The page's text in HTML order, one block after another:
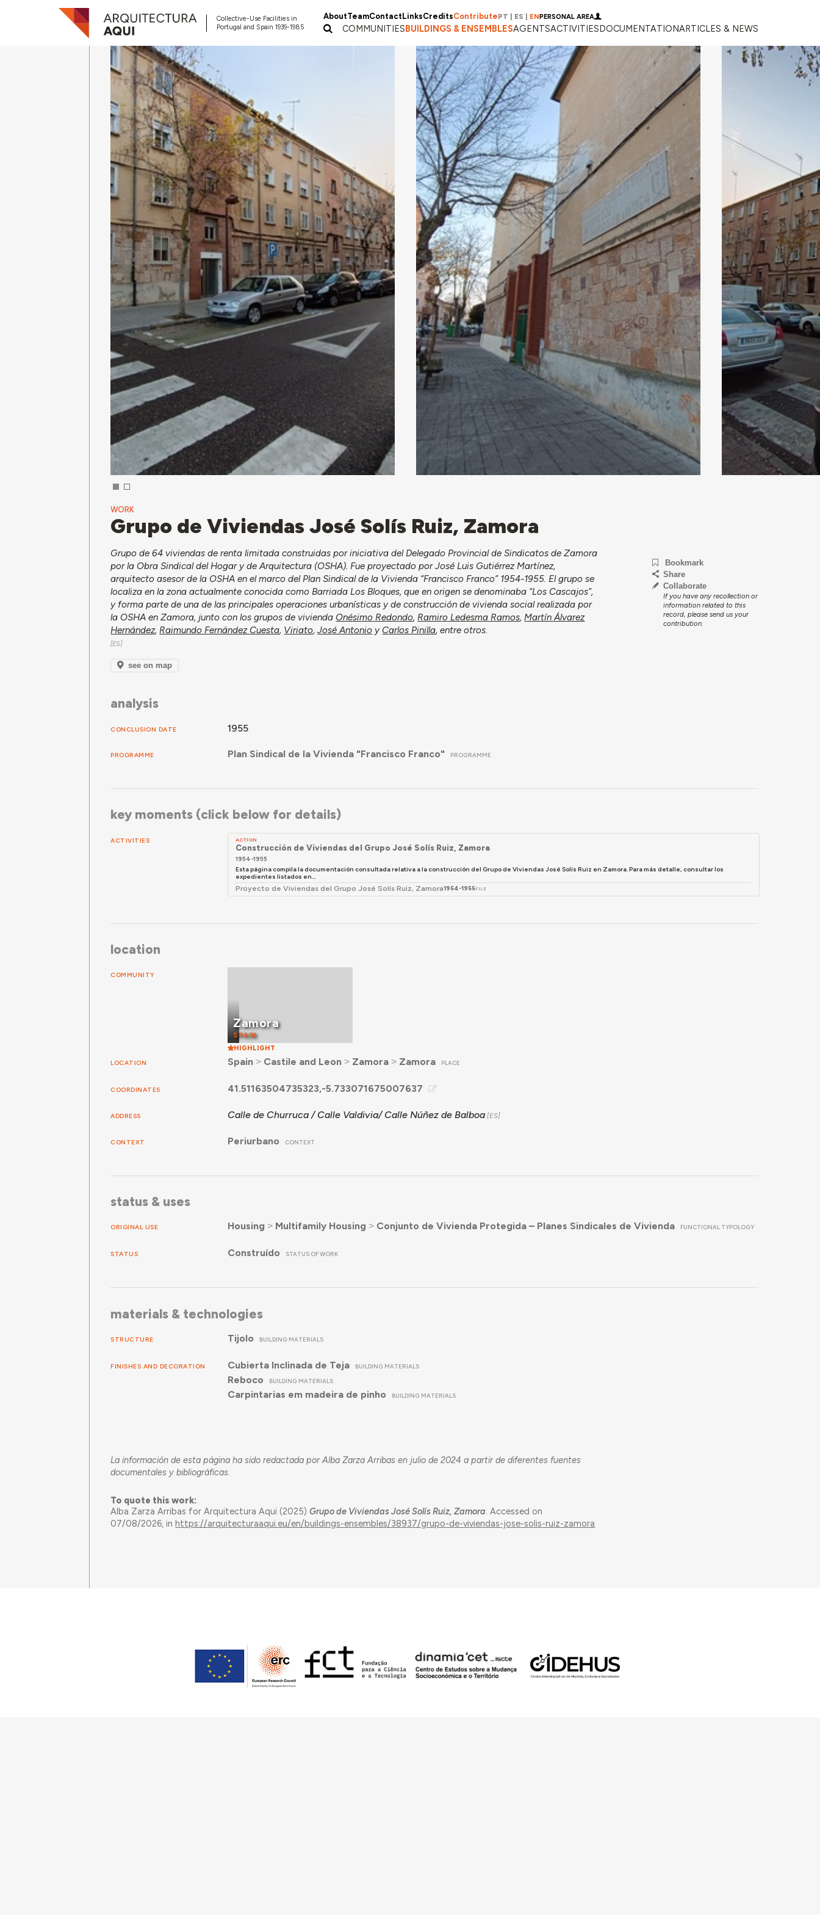
Collective-Use Facilities in
Portugal and Spain 1939-1985
AboutTeamContactLinksCreditsContributePT ES ENPERSONAL AREA
COMMUNITIESBUILDINGS & ENSEMBLESAGENTSACTIVITIESDOCUMENTATIONARTICLES & NEWS
WORK
Grupo de Viviendas José Solís Ruiz, Zamora
Grupo de 64 viviendas de renta limitada construidas por iniciativa del Delegado Provincial de Sindicatos de Zamora
por la Obra Sindical del Hogar y de Arquitectura (OSHA). Fue proyectado por José Luis Gutiérrez Martínez,
arquitecto asesor de la OSHA en el marco del Plan Sindical de la Vivienda “Francisco Franco” 1954-1955. El grupo se
localiza en la zona actualmente conocida como Barriada Los Bloques, que en origen se denominaba “Los Cascajos”,
y forma parte de una de las principales operaciones urbanísticas y de construcción de vivienda social realizada por
la OSHA en Zamora, junto con los grupos de vivienda Onésimo Redondo,Ramiro Ledesma Ramos,Martín Álvarez
Hernández,Raimundo Fernández Cuesta, Viriato,José Antonio y Carlos Pinilla, entre otros.
see on map
Bookmark
Share
Collaborate
If you have any recollection or
information related to this
record, please send us your
contribution.
analysis
CONCLUSION DATE 1955
PROGRAMME Plan Sindical de la Vivienda "Francisco Franco" PROGRAMME
key moments (click below for details)
ACTIVITIES ACTION
Construcción de Viviendas del Grupo José Solís Ruiz, Zamora
1954-1955
Esta página compila la documentación consultada relativa a la construcción del Grupo de Viviendas José Solís Ruiz en Zamora. Para más detalle, consultar los
expedientes listados en...
Proyecto de Viviendas del Grupo José Solís Ruiz, Zamora1954-1955FILE
location
COMMUNITY
Zamora
SPAIN
HIGHLIGHT
LOCATION Spain ˃ Castile and Leon ˃ Zamora˃ Zamora PLACE
COORDINATES 41.51163504735323,-5.733071675007637
ADDRESS Calle de Churruca / Calle Valdivia/ Calle Núñez de Balboa
CONTEXT Periurbano CONTEXT
status & uses
ORIGINAL USE Housing ˃ Multifamily Housing ˃ Conjunto de Vivienda Protegida – Planes Sindicales de Vivienda FUNCTIONAL TYPOLOGY
STATUS Construído STATUS OF WORK
materials & technologies
STRUCTURE Tijolo BUILDING MATERIALS
FINISHES AND DECORATION Cubierta Inclinada de Teja BUILDING MATERIALS
Reboco BUILDING MATERIALS
Carpintarias em madeira de pinho BUILDING MATERIALS
La información de esta página ha sido redactada por Alba Zarza Arribas en julio de 2024 a partir de diferentes fuentes
documentales y bibliográficas.
To quote this work:
Alba Zarza Arribas for Arquitectura Aqui (2025)Grupo de Viviendas José Solís Ruiz, Zamora. Accessed on
07/08/2026, inhttps://arquitecturaaqui.eu/en/buildings-ensembles/38937/grupo-de-viviendas-jose-solis-ruiz-zamora